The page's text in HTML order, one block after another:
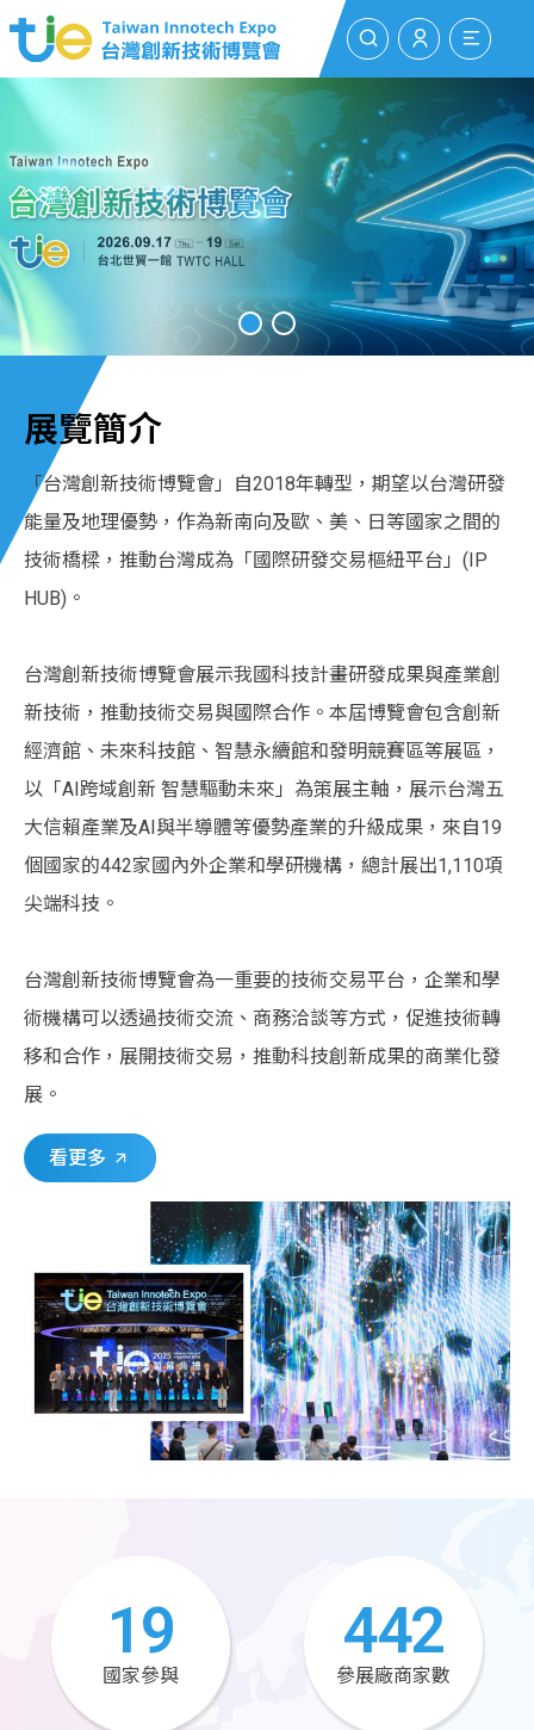
搜尋 登入/註冊
選單
展覽簡介
「台灣創新技術博覽會」自2018年轉型，期望以台灣研發
能量及地理優勢，作為新南向及歐、美、日等國家之間的
技術橋樑，推動台灣成為「國際研發交易樞紐平台」(IP
HUB)。
台灣創新技術博覽會展示我國科技計畫研發成果與產業創
新技術，推動技術交易與國際合作。本屆博覽會包含創新
經濟館、未來科技館、智慧永續館和發明競賽區等展區，
以「AI跨域創新 智慧驅動未來」為策展主軸，展示台灣五
大信賴產業及AI與半導體等優勢產業的升級成果，來自19
個國家的442家國內外企業和學研機構，總計展出1,110項
尖端科技。
台灣創新技術博覽會為一重要的技術交易平台，企業和學
術機構可以透過技術交流、商務洽談等方式，促進技術轉
移和合作，展開技術交易，推動科技創新成果的商業化發
展。
看更多
19
國家參與
442
參展廠商家數